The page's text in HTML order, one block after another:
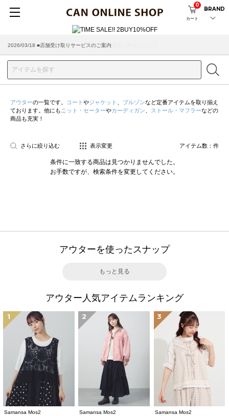
カート
0
BRAND
2026/03/18 ■店舗受け取りサービスのご案内
アウターの一覧です。 コート やジャケット ブルゾンなど定番アイテムを取り揃え
ております。他にも ニット・セーターやカーディガン ストール・マフラーなどの
商品も充実！
さらに絞り込む 表示変更 アイテム数： 件
条件に一致する商品は見つかりませんでした。
お手数ですが、検索条件を変更してください。
アウターを使ったスナップ
もっと見る
アウター人気アイテムランキング
1
Samansa Mos2
2
Samansa Mos2
3
Samansa Mos2